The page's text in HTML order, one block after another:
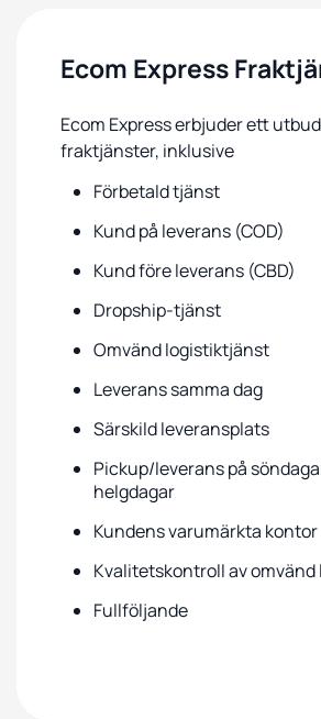
Ecom Express
Ecom Express erbjuder ett
fraktjänster, inklusive
Förbetald tjänst
Kund på leverans (COD)
Kund före leverans (CBD)
Dropship-tjänst
Omvänd logistiktjänst
Leverans samma dag
Särskild leveransplats
Pickup/leverans på
helgdagar
Kundens varumärkta kontor
Kvalitetskontroll av
Fullföljande